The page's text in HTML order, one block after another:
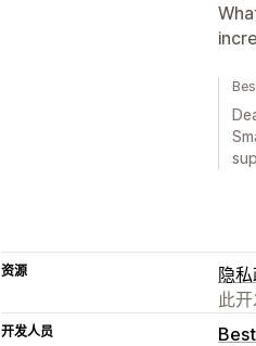
资源
隐
此
开发人员